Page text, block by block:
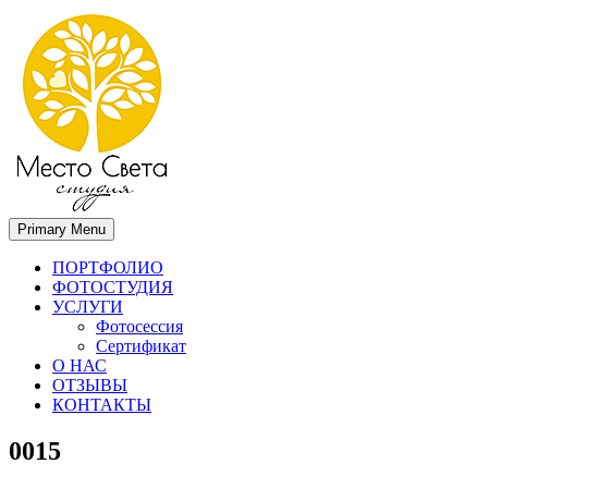
Место света. Свадебный фотограф в Орле Апальков Вячеслав
Свадебный фотограф в Орле
Primary Menu
ПОРТФОЛИО
ФОТОСТУДИЯ
УСЛУГИ
Фотосессия
Сертификат
О НАС
ОТЗЫВЫ
КОНТАКТЫ
0015